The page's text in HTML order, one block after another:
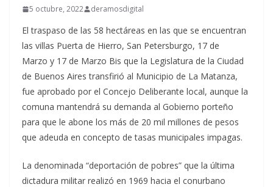
5 octubre, 2022 deramosdigital
El traspaso de las 58 hectáreas en las que se encuentran
las villas Puerta de Hierro, San Petersburgo, 17 de
Marzo y 17 de Marzo Bis que la Legislatura de la Ciudad
de Buenos Aires transfirió al Municipio de La Matanza,
fue aprobado por el Concejo Deliberante local, aunque la
comuna mantendrá su demanda al Gobierno porteño
para que le abone los más de 20 mil millones de pesos
que adeuda en concepto de tasas municipales impagas.
La denominada “deportación de pobres” que la última
dictadura militar realizó en 1969 hacia el conurbano